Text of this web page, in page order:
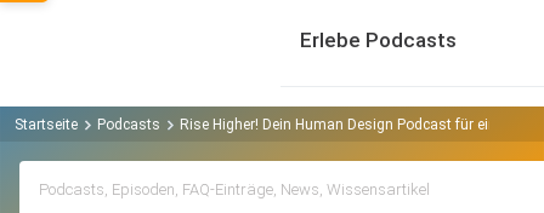
Erlebe Podcasts
Startseite Podcasts Rise Higher! Dein Human Design Podcast für eine